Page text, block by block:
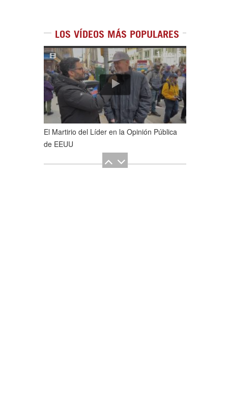
LOS VÍDEOS MÁS POPULARES
1de5
El Martirio del Líder en la Opinión Pública
de EEUU